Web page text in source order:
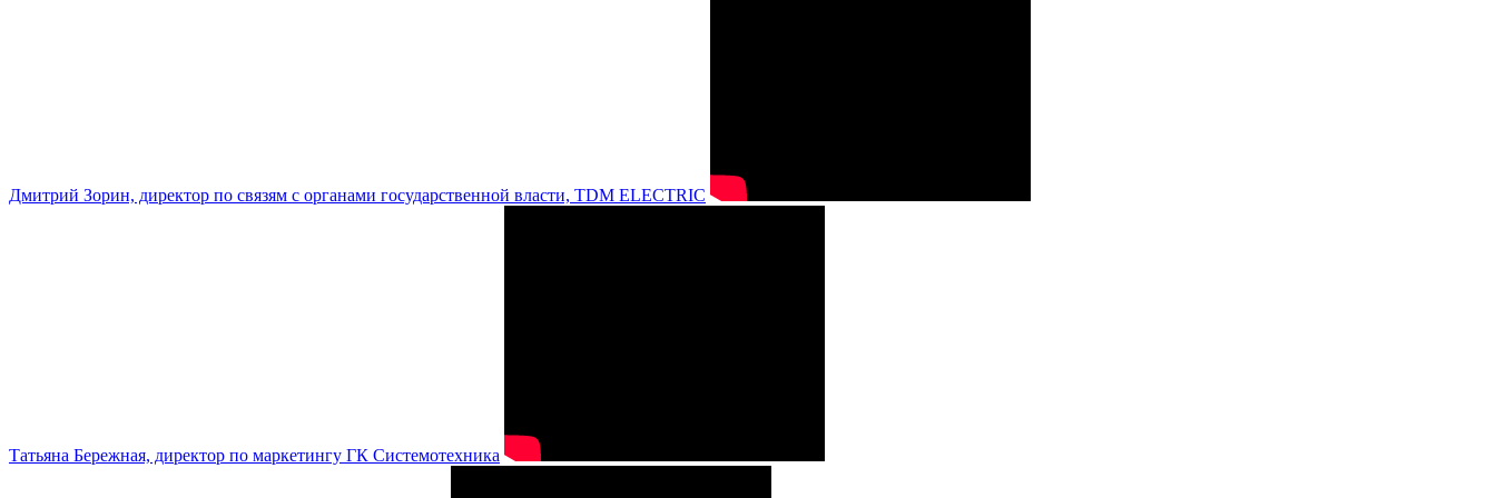
Дмитрий Зорин, директор по связям с органами государственной власти, TDM ELECTRIC
Татьяна Бережная, директор по маркетингу ГК Системотехника